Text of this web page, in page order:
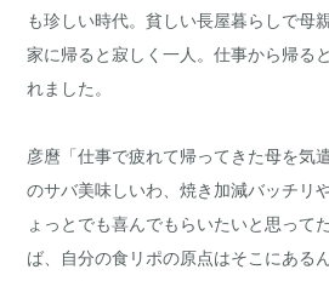
も珍しい時代。貧しい長屋暮らしで母
家に帰ると寂しく一人。仕事から帰る
れました。
彦麿「仕事で疲れて帰ってきた母を気
のサバ美味しいわ、焼き加減バッチ
ょっとでも喜んでもらいたいと思って
ば、自分の食リポの原点はそこにある